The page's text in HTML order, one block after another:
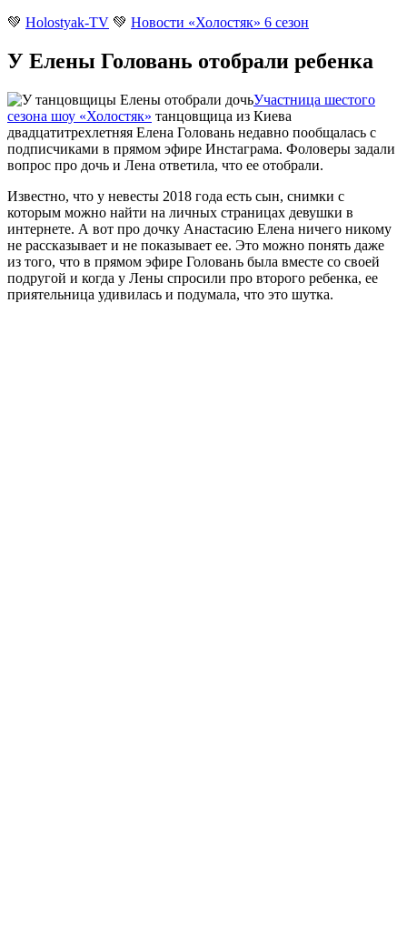
💚 Holostyak-TV 💚 Новости «Холостяк» 6 сезон
У Елены Головань отобрали ребенка
Участница шестого
сезона шоу «Холостяк» танцовщица из Киева
двадцатитрехлетняя Елена Головань недавно пообщалась с
подписчиками в прямом эфире Инстаграма. Фоловеры задали
вопрос про дочь и Лена ответила, что ее отобрали.
Известно, что у невесты 2018 года есть сын, снимки с
которым можно найти на личных страницах девушки в
интернете. А вот про дочку Анастасию Елена ничего никому
не рассказывает и не показывает ее. Это можно понять даже
из того, что в прямом эфире Головань была вместе со своей
подругой и когда у Лены спросили про второго ребенка, ее
приятельница удивилась и подумала, что это шутка.